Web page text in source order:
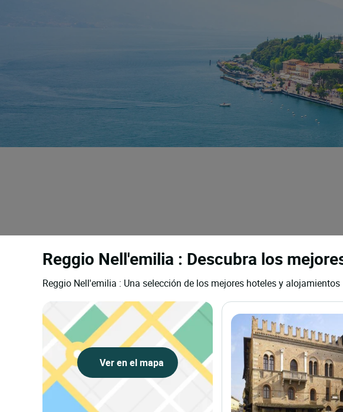
Reggio Nell'emilia : Descubra los
Reggio Nell'emilia : Una selección de los mejores hoteles y alojamientos
Ver en el mapa